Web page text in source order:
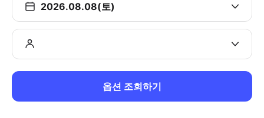
2026.08.08(토)
옵션 조회하기